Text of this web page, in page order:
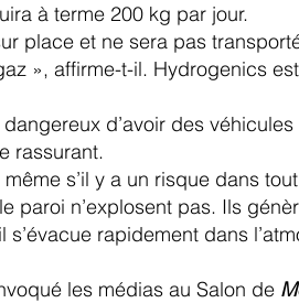
à terme 200 kg par jour.
place et ne sera pas
», affirme-t-il. Hydrogenics
d’avoir des
rassurant.
même s’il y a un risque dans
paroi n’explosent pas. Ils
rapidement dans
les médias au Salon de